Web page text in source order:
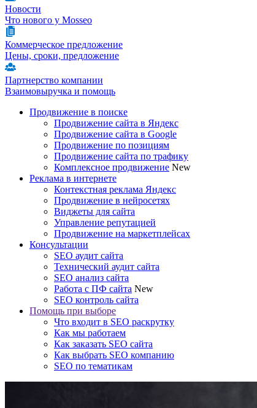
Новости
Что нового у Mosseo
Коммерческое предложение
Цены, сроки, предложение
Партнерство компании
Взаимовыручка и помощь
Продвижение в поиске
Продвижение сайта в Яндекс
Продвижение сайта в Google
Продвижение по позициям
Продвижение сайта по трафику
Комплексное продвижение New
Реклама в интернете
Контекстная реклама Яндекс
Продвижение в нейросетях
Виджеты для сайта
Управление репутацией
Продвижение на маркетплейсах
Консультации
SEO аудит сайта
Технический аудит сайта
SEO анализ сайта
Работа с ПФ сайта New
SEO контроль сайта
Помощь при выборе
Что входит в SEO раскрутку
Как мы работаем
Как заказать SEO сайта
Как выбрать SEO компанию
SEO по тематикам